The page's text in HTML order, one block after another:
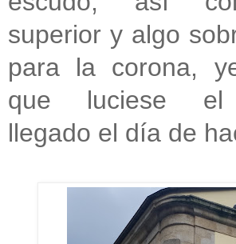
superior y algo
para la corona,
que luciese el
llegado el día de